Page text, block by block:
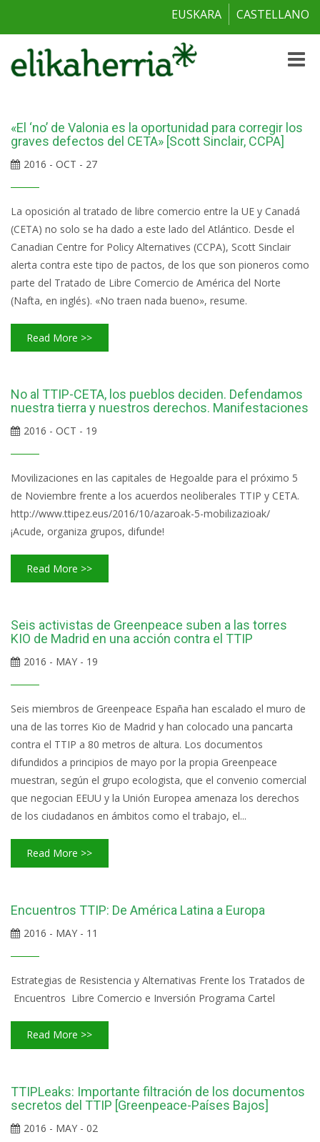
EUSKARA CASTELLANO
Toggle
«El ‘no’ de Valonia es la oportunidad para corregir los
graves defectos del CETA» [Scott Sinclair, CCPA]
2016 - OCT - 27
La oposición al tratado de libre comercio entre la UE y Canadá
(CETA) no solo se ha dado a este lado del Atlántico. Desde el
Canadian Centre for Policy Alternatives (CCPA), Scott Sinclair
alerta contra este tipo de pactos, de los que son pioneros como
parte del Tratado de Libre Comercio de América del Norte
(Nafta, en inglés). «No traen nada bueno», resume.
Read More >>
No al TTIP-CETA, los pueblos deciden. Defendamos
nuestra tierra y nuestros derechos. Manifestaciones
2016 - OCT - 19
Movilizaciones en las capitales de Hegoalde para el próximo 5
de Noviembre frente a los acuerdos neoliberales TTIP y CETA.
http://www.ttipez.eus/2016/10/azaroak-5-mobilizazioak/
¡Acude, organiza grupos, difunde!
Read More >>
Seis activistas de Greenpeace suben a las torres
KIO de Madrid en una acción contra el TTIP
2016 - MAY - 19
Seis miembros de Greenpeace España han escalado el muro de
una de las torres Kio de Madrid y han colocado una pancarta
contra el TTIP a 80 metros de altura. Los documentos
difundidos a principios de mayo por la propia Greenpeace
muestran, según el grupo ecologista, que el convenio comercial
que negocian EEUU y la Unión Europea amenaza los derechos
de los ciudadanos en ámbitos como el trabajo, el...
Read More >>
Encuentros TTIP: De América Latina a Europa
2016 - MAY - 11
Estrategias de Resistencia y Alternativas Frente los Tratados de
Encuentros Libre Comercio e Inversión Programa Cartel
Read More >>
TTIPLeaks: Importante filtración de los documentos
secretos del TTIP [Greenpeace-Países Bajos]
2016 - MAY - 02